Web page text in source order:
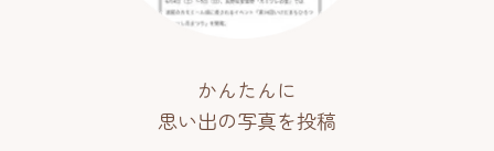
かんたんに
思い出の写真を投稿